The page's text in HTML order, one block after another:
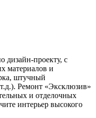
дизайн-проекту, с
материалов и
штучный
Ремонт «Эксклюзив»
и отделочных
интерьер высокого